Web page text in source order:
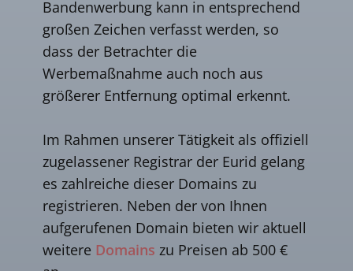
Bandenwerbung kann in entsprechend
großen Zeichen verfasst werden, so
dass der Betrachter die
Werbemaßnahme auch noch aus
größerer Entfernung optimal erkennt.
Im Rahmen unserer Tätigkeit als offiziell
zugelassener Registrar der Eurid gelang
es zahlreiche dieser Domains zu
registrieren. Neben der von Ihnen
aufgerufenen Domain bieten wir aktuell
weitere Domains zu Preisen ab 500 €